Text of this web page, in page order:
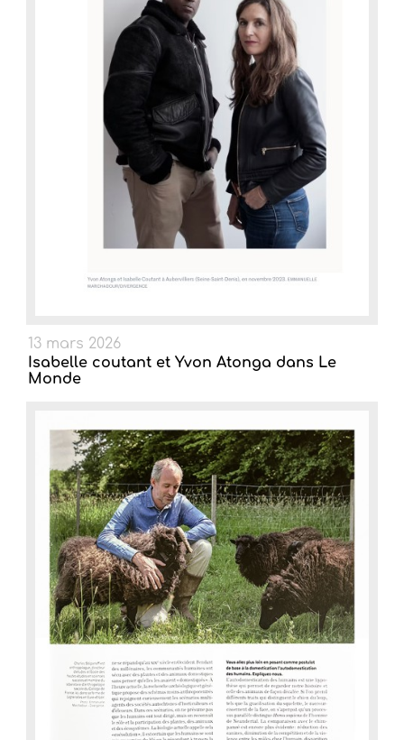
13 mars 2026
Isabelle coutant et Yvon Atonga dans Le
Monde